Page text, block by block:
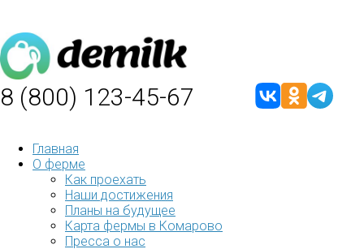
8 (800) 123-45-67
Главная
О ферме
Как проехать
Наши достижения
Планы на будущее
Карта фермы в Комарово
Пресса о нас